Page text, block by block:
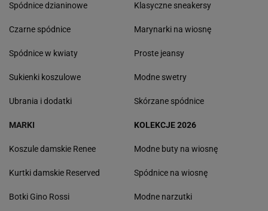
Spódnice dzianinowe
Czarne spódnice
Spódnice w kwiaty
Sukienki koszulowe
Ubrania i dodatki
Klasyczne sneakersy
Marynarki na wiosnę
Proste jeansy
Modne swetry
Skórzane spódnice
MARKI
Koszule damskie Renee
Kurtki damskie Reserved
Botki Gino Rossi
KOLEKCJE 2026
Modne buty na wiosnę
Spódnice na wiosnę
Modne narzutki